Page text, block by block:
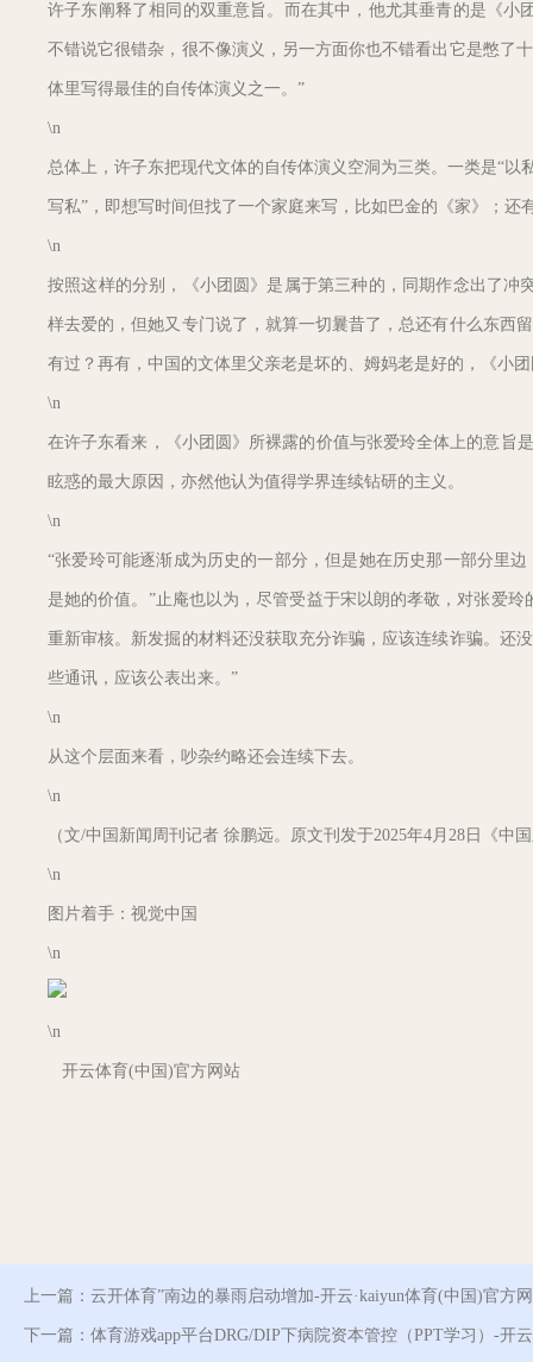
许子东阐释了相同的双重意旨。而在其中，他尤其垂青的是《
不错说它很错杂，很不像演义，另一方面你也不错看出它是憋了
体里写得最佳的自传体演义之一。”
\n
总体上，许子东把现代文体的自传体演义空洞为三类。一类是“
写私”，即想写时间但找了一个家庭来写，比如巴金的《家》；
\n
按照这样的分别，《小团圆》是属于第三种的，同期作念出了
样去爱的，但她又专门说了，就算一切曩昔了，总还有什么东西
有过？再有，中国的文体里父亲老是坏的、姆妈老是好的，《小
\n
在许子东看来，《小团圆》所裸露的价值与张爱玲全体上的意旨
眩惑的最大原因，亦然他认为值得学界连续钻研的主义。
\n
“张爱玲可能逐渐成为历史的一部分，但是她在历史那一部分里
是她的价值。”止庵也以为，尽管受益于宋以朗的孝敬，对张爱
重新审核。新发掘的材料还没获取充分诈骗，应该连续诈骗。
些通讯，应该公表出来。”
\n
从这个层面来看，吵杂约略还会连续下去。
\n
（文/中国新闻周刊记者 徐鹏远。原文刊发于2025年4月28日《中
\n
图片着手：视觉中国
\n
\n
开云体育(中国)官方网站
上一篇： 云开体育”南边的暴雨启动增加-开云·kaiyun体育(中国)官方
下一篇： 体育游戏app平台DRG/DIP下病院资本管控（PPT学习）-开